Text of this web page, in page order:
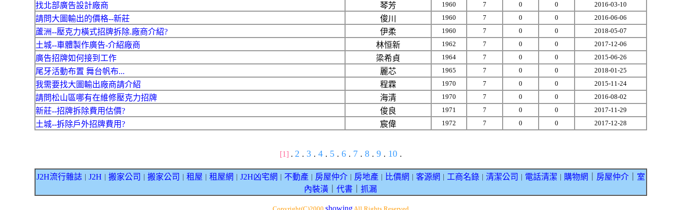
找北部廣告設計廠商 琴芳 1960 7 0 0 2016-03-10
請問大圖輸出的價格--新莊 俊川 1960 7 0 0 2016-06-06
蘆洲--壓克力橫式招牌拆除.廠商介紹? 伊柔 1960 7 0 0 2018-05-07
土城--車體製作廣告-介紹廠商 林恒新 1962 7 0 0 2017-12-06
廣告招牌如何接到工作 梁希貞 1964 7 0 0 2015-06-26
尾牙活動布置 舞台帆布... 麗芯 1965 7 0 0 2018-01-25
我需要找大圖輸出廠商請介紹 程霖 1970 7 0 0 2015-11-24
請問松山區哪有在維修壓克力招牌 海清 1970 7 0 0 2016-08-02
新莊--招牌拆除費用估價? 俊良 1971 7 0 0 2017-11-29
土城--拆除戶外招牌費用? 宸偉 1972 7 0 0 2017-12-28
[1] . 2 . 3 . 4 . 5 . 6 . 7 . 8 . 9 . 10 .
J2H流行雜誌｜ J2H 搬家公司 搬家公司 租屋 租屋網 J2H凶宅網 不動產｜ 房屋仲介｜ 房地產｜ 比價網 客源網 工商名錄｜ 清潔公司 電話清潔 購物網 房屋仲介｜ 室
內裝潢
代書 抓漏
showing